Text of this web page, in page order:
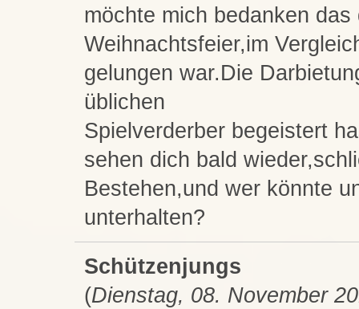
möchte mich bedanken
Weihnachtsfeier,im
gelungen war.Die
üblichen
Spielverderber begeistert
sehen dich bald
Bestehen,und wer könnte
unterhalten?
Schützenjungs
(Dienstag, 08. November